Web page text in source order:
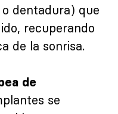
dentadura) que
recuperando
de la sonrisa.
de
se